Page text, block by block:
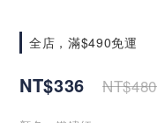
全店，滿$490免運
NT$336 NT$480